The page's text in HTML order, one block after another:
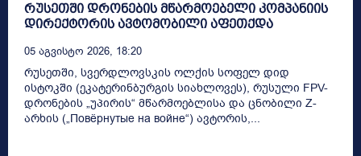
რუსეთში დრონების მწარმოებელი კომპანიის
დირექტორის ავტომობილი აფეთქდა
05 Აგვისტო 2026, 18:20
რუსეთში, სვერდლოვსკის ოლქის სოფელ დიდ
ისტოკში (ეკატერინბურგის სიახლოვეს), რუსული FPV-
დრონების „უპირის“ მწარმოებლისა და ცნობილი Z-
არხის („Повёрнутые на войне“) ავტორის,...